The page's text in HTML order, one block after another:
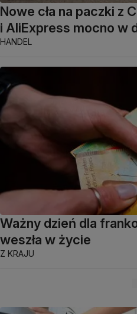
Nowe cła na paczki z
i AliExpress mocno w
HANDEL
Ważny dzień dla
weszła w życie
Z KRAJU